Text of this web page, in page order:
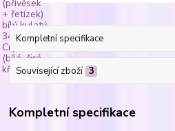
Kompletní specifikace
Související zboží 3
Kompletní specifikace